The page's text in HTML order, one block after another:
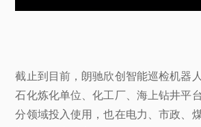
截止到目前，朗驰欣创智能巡检机器
石化炼化单位、化工厂、海上钻井平
分领域投入使用，也在电力、市政、